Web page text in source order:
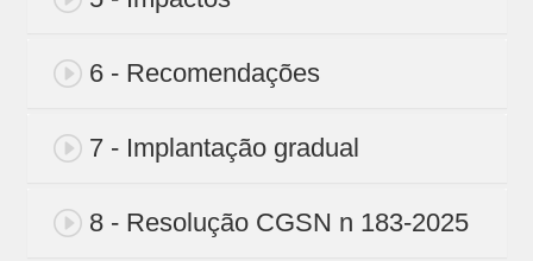
6 - Recomendações
7 - Implantação gradual
8 - Resolução CGSN n 183-2025